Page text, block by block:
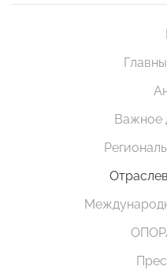
Важное